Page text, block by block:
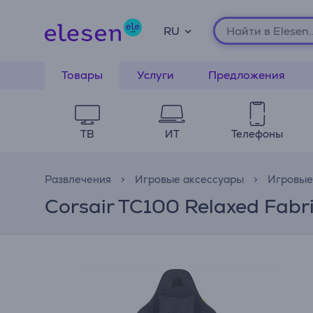
RU
Товары Услуги Предложения
ТВ ИТ Телефоны
Развлечения Игровые аксессуары
Corsair TC100 Relaxed